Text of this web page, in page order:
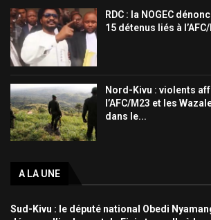
RDC : la NOGEC
15 détenus liés à
Nord-Kivu : violents
l’AFC/M23 et les
dans le...
A LA UNE
Sud-Kivu : le député national Obedi